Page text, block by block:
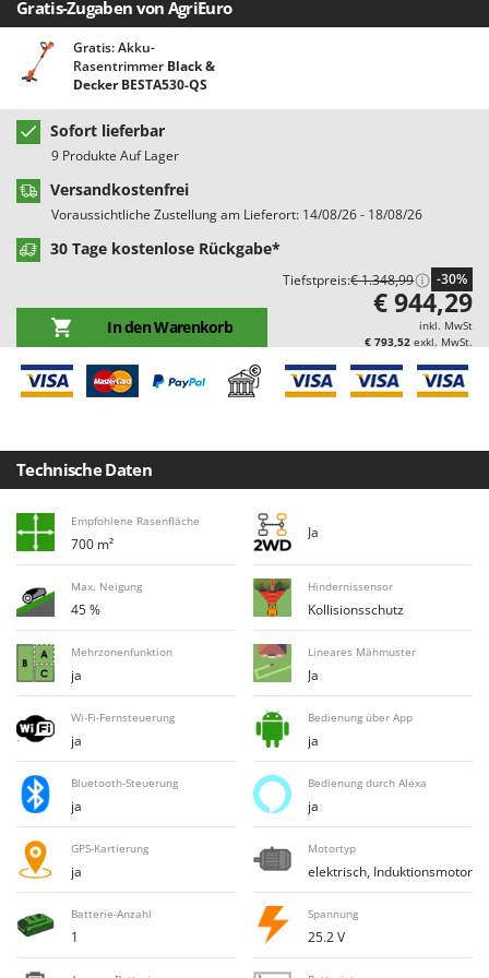
Bodenreinigungsmaschinen
Brutmaschinen Inkubatoren
Bürsten für den Außenbereich
D Dampfreiniger und Dampfbesen
E
Einachsschlepper
Elektrische Tauchpumpen
Erntenetze für Obst und Oliven
F
Feder Grubber
Feldspritzen für Pflanzenschutz
Fleischwolf
Furchenzieher für Traktoren
G
Gartengrills
Gartenpumpen
Gebläsespritzen für Traktoren
Gerätehäuser
Getreidemühlen
Grabenfräsen
Grubber - Tiefenlockerer
Grubber für Traktor
H
Häcksler
Handsägen auf Verlängerung
Heckcontainer für Traktoren
Barbieri
Batavia
Benassi
Beper
Berkel
Bernardi
Bertolini Pumps
Besser Vacuum
Beta tools
Bissell
Black & Decker
Bomet
Brumi
C
C.EL.ME.
Calory Forni
Campagnola
Campingaz
Castelgarden
Castellari
Ceccato Olindo
Char-Broil
Classe
Clementi
Cofra
Gratis-Zugaben von AgriEuro
Gratis: Akku-
Rasentrimmer Black &
Decker BESTA530-QS
Sofort lieferbar
9 Produkte Auf Lager
Versandkostenfrei
Voraussichtliche Zustellung am Lieferort: 14/08/26 - 18/08/26
30 Tage kostenlose Rückgabe*
Tiefstpreis:€ 1.348,99 -30%
In den Warenkorb
€ 944,29
inkl. MwSt
€ 793,52 exkl. MwSt.
Technische Daten
Empfohlene Rasenfläche
700 m²
Ja
Max. Neigung
45 %
Hindernissensor
Kollisionsschutz
Mehrzonenfunktion
ja
Lineares Mähmuster
Ja
Wi-Fi-Fernsteuerung
ja
Bedienung über App
ja
Bluetooth-Steuerung
ja
Bedienung durch Alexa
ja
GPS-Kartierung
ja
Motortyp
elektrisch, Induktionsmotor
Batterie-Anzahl
1
Spannung
25.2 V